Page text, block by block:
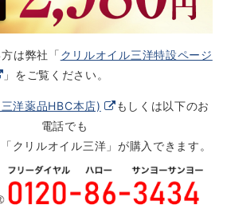
は弊社「クリルオイル三洋特設ページ
」をご覧ください。
洋薬品HBC本店)
もしくは以下のお
電話でも
クリルオイル三洋」が購入できます。